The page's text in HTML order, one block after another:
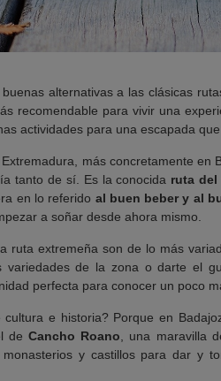
alternativas a las clásicas
recomendable para vivir una
actividades para una escapada
más concretamente en
tanto de sí. Es la conocida ruta del
en lo referido al buen beber y al
a soñar desde ahora mismo.
ruta extremeña son de lo más
variedades de la zona o darte el
perfecta para conocer un poco
cultura e historia? Porque en
deCancho Roano , una maravilla
monasterios y castillos para dar y